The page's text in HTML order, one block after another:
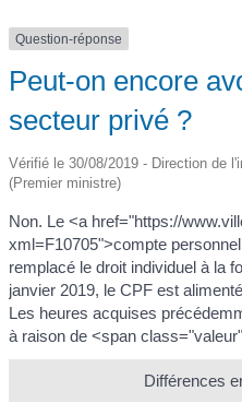
Question-réponse
Peut-on encore
secteur privé ?
Vérifié le 30/08/2019 - Direction de
(Premier ministre)
Non. Le <a href="https://
xml=F10705">compte
remplacé le droit individuel à la
janvier 2019, le CPF est
Les heures acquises
à raison de <span
Différences